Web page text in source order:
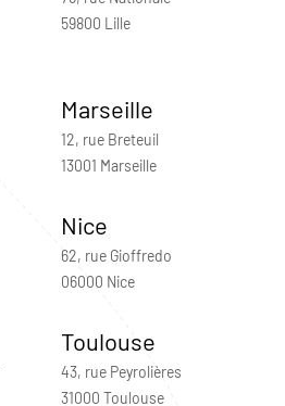
59800 Lille
Marseille
12, rue Breteuil
13001 Marseille
Nice
62, rue Gioffredo
06000 Nice
Toulouse
43, rue Peyrolières
31000 Toulouse